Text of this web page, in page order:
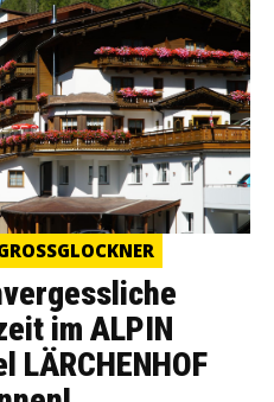
im ALPIN
LÄRCHENHOF